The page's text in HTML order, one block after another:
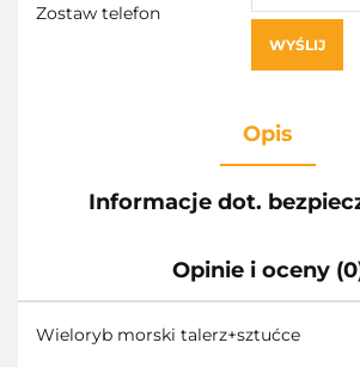
Zostaw telefon
WYŚLIJ
Opis
Informacje dot.
Opinie i oceny
Wieloryb morski talerz+sztućce